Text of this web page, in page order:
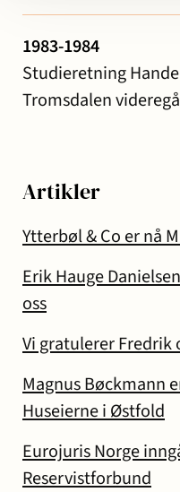
1983-1984
Studieretning
Tromsdalen
Artikler
Ytterbøl & Co er nå
Erik Hauge
oss
Vi gratulerer Fredrik
Magnus Bøckmann
Huseierne i Østfold
Eurojuris Norge
Reservistforbund